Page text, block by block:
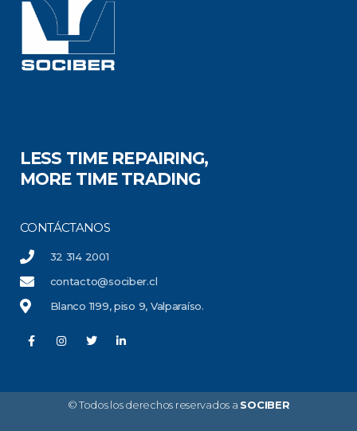
LESS TIME REPAIRING,
MORE TIME TRADING
CONTÁCTANOS
32 314 2001
contacto@sociber.cl
Blanco 1199, piso 9, Valparaíso.
© Todos los derechos reservados a SOCIBER